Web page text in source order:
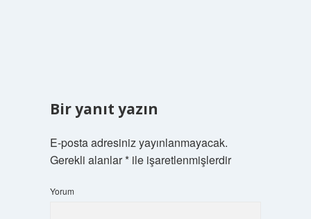
Bir yanıt yazın
E-posta adresiniz yayınlanmayacak.
Gerekli alanlar*ile işaretlenmişlerdir
Yorum